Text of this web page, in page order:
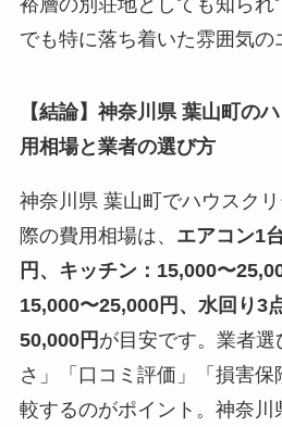
でも特に落ち着いた雰囲気の
【結論】神奈川県 葉山町の
用相場と業者の選び方
神奈川県 葉山町でハウスク
際の費用相場は、 エアコン1
円、キッチン：15,000〜
15,000〜25,000円、水回り3
50,000円 が目安です。業者
さ」「口コミ評価」「損害
較するのがポイント。神奈川